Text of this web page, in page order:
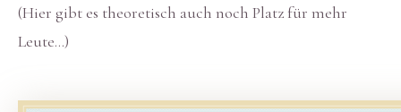
(Hier gibt es theoretisch auch noch Platz für mehr
Leute…)